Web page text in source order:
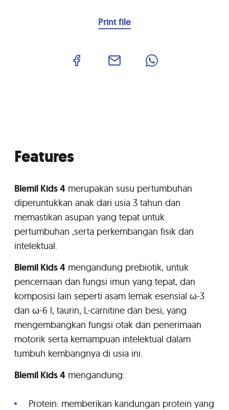
Print file
Features
Blemil Kids 4 merupakan susu pertumbuhan
diperuntukkan anak dari usia 3 tahun dan
memastikan asupan yang tepat untuk
pertumbuhan ,serta perkembangan fisik dan
intelektual.
Blemil Kids 4 mengandung prebiotik, untuk
pencernaan dan fungsi imun yang tepat, dan
komposisi lain seperti asam lemak esensial ω-3
dan ω-6 l, taurin, L-carnitine dan besi, yang
mengembangkan fungsi otak dan penerimaan
motorik serta kemampuan intelektual dalam
tumbuh kembangnya di usia ini.
Blemil Kids 4 mengandung:
Protein: memberikan kandungan protein yang